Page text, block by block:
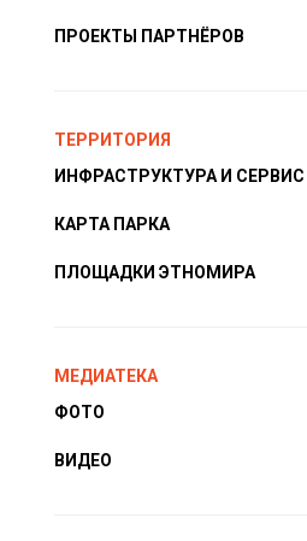
ПРОЕКТЫ ПАРТНЁРОВ
ТЕРРИТОРИЯ
ИНФРАСТРУКТУРА И СЕРВИС
КАРТА ПАРКА
ПЛОЩАДКИ ЭТНОМИРА
МЕДИАТЕКА
ФОТО
ВИДЕО